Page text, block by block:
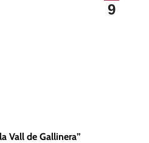
9
Vall de Gallinera”